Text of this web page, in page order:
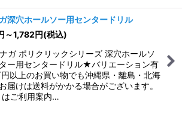
深穴ホールソー用センタードリル
～1,782円(税込)
ガ ポリクリックシリーズ 深穴ホールソ
ー用センタードリル★バリエーション有
以上のお買い物でも沖縄県・離島・北海
届けは送料がかかる場合がございます。
はご利用案内…